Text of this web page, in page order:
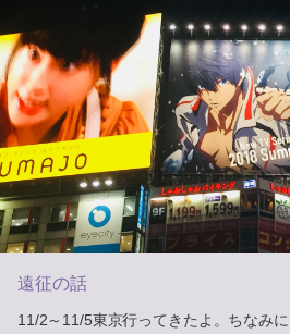
遠征の話
11/2～11/5東京行ってきたよ。ちなみ